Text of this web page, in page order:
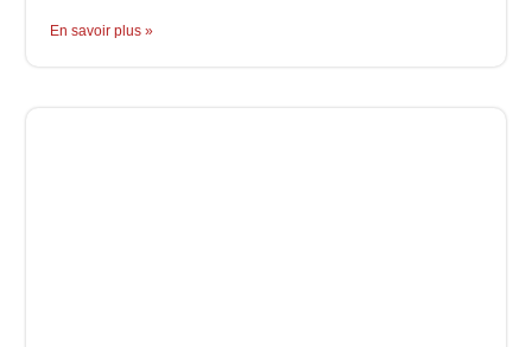
En savoir plus »